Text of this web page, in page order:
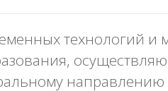
технологий и